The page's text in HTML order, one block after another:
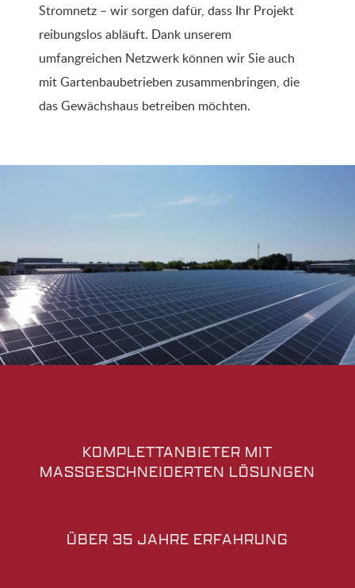
Stromnetz – wir sorgen dafür, dass Ihr Projekt
reibungslos abläuft. Dank unserem
umfangreichen Netzwerk können wir Sie auch
mit Gartenbaubetrieben zusammenbringen, die
das Gewächshaus betreiben möchten.
KOMPLETTANBIETER MIT
MASSGESCHNEIDERTEN LÖSUNGEN
ÜBER 35 JAHRE ERFAHRUNG